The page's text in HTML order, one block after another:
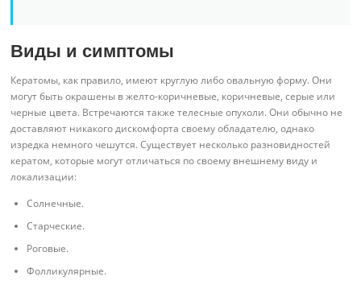
Виды и симптомы
Кератомы, как правило, имеют круглую либо овальную форму. Они
могут быть окрашены в желто-коричневые, коричневые, серые или
черные цвета. Встречаются также телесные опухоли. Они обычно не
доставляют никакого дискомфорта своему обладателю, однако
изредка немного чешутся. Существует несколько разновидностей
кератом, которые могут отличаться по своему внешнему виду и
локализации:
Солнечные.
Старческие.
Роговые.
Фолликулярные.